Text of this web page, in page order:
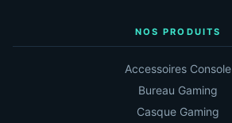
NOS PRODUITS
Accessoires Console
Bureau Gaming
Casque Gaming